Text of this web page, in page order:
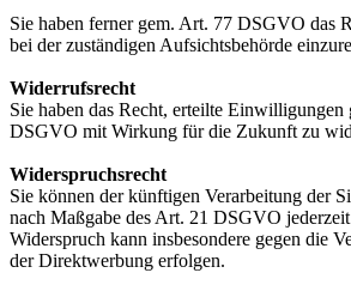
Sie haben ferner gem. Art. 77 DSGVO das
bei der zuständigen Aufsichtsbehörde
Widerrufsrecht
Sie haben das Recht, erteilte
DSGVO mit Wirkung für die Zukunft zu
Widerspruchsrecht
Sie können der künftigen Verarbeitung der
nach Maßgabe des Art. 21 DSGVO
Widerspruch kann insbesondere gegen die
der Direktwerbung erfolgen.